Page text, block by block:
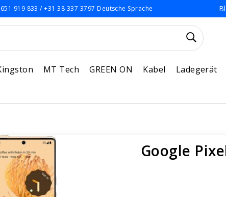
919 833 / +31 38 337 3797 Deutsche Sprache
MT Tech GREEN ON Kabel Ladegerät
Google